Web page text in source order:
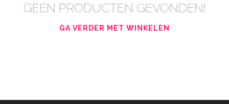
GEEN PRODUCTEN GEVONDEN!
GA VERDER MET WINKELEN